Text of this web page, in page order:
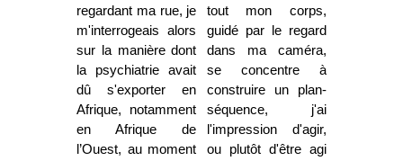
regardant ma rue, je
m'interrogeais alors
sur la manière dont
la psychiatrie avait
dû s'exporter en
Afrique, notamment
en Afrique de
l’Ouest, au moment
tout mon corps,
guidé par le regard
dans ma caméra,
se concentre à
construire un plan-
séquence, j'ai
l'impression d'agir,
ou plutôt d'être agi